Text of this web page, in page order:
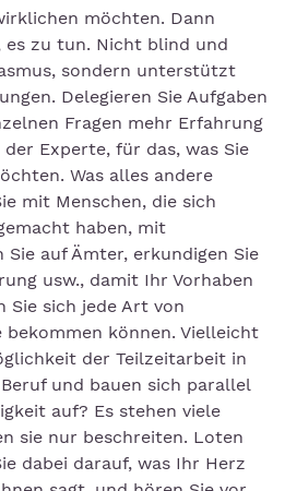
möchten. Dann
es zu tun. Nicht blind und
sondern unterstützt
Delegieren Sie Aufgaben
Fragen mehr Erfahrung
der Experte, für das, was Sie
Was alles andere
mit Menschen, die sich
haben, mit
auf Ämter, erkundigen Sie
usw., damit Ihr Vorhaben
Sie sich jede Art von
können. Vielleicht
der Teilzeitarbeit in
und bauen sich parallel
auf? Es stehen viele
sie nur beschreiten. Loten
dabei darauf, was Ihr Herz